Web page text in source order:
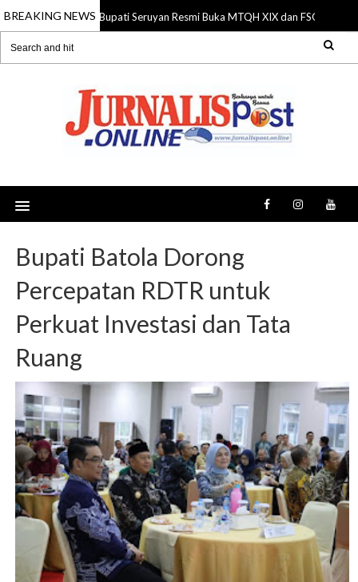
BREAKING NEWS
06 Aug 2026 Bupati Seruyan Resmi Buka MTQH XIX dan FSQ 2026,
Bupati Batola Dorong
Percepatan RDTR untuk
Perkuat Investasi dan Tata
Ruang